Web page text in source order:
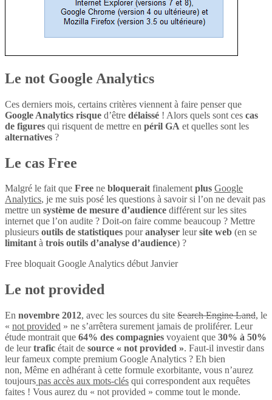
Le not Google Analytics
Ces derniers mois, certains critères viennent à faire penser que
Google Analytics risque d’être délaissé ! Alors quels sont ces cas
de figures qui risquent de mettre en péril GA et quelles sont les
alternatives ?
Le cas Free
Malgré le fait que Free ne bloqueraitfinalementplus Google
Analytics, je me suis posé les questions à savoir si l’on ne devait pas
mettre un système de mesure d’audience différent sur les sites
internet que l’on audite ? Doit-on faire comme beaucoup ? Mettre
plusieurs outils de statistiques pouranalyser leursite web (en se
limitantà trois outils d’analyse d’audience) ?
Free bloquait Google Analytics début Janvier
Le not provided
En novembre 2012, avec les sources du site Search Engine Land, le
« not provided » ne s’arrêtera surement jamais de proliférer. Leur
étude montrait que 64% des compagnies voyaient que 30% à 50%
de leurtrafic était de source « not provided ». Faut-il investir dans
leur fameux compte premium Google Analytics ? Eh bien
non, Même en adhérant à cette formule exorbitante, vous n’aurez
toujours pas accès aux mots-clés qui correspondent aux requêtes
faites ! Vous aurez du « not provided » comme tout le monde.